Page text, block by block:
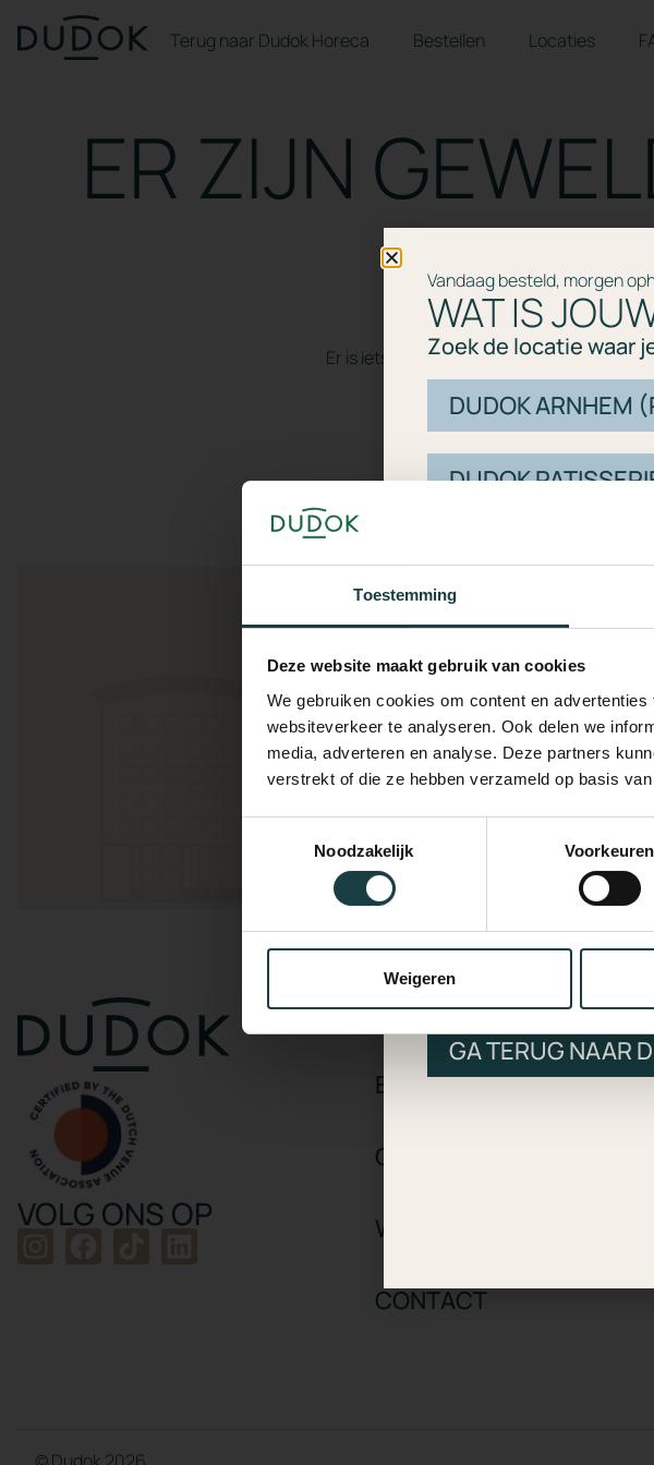
Toestemming
Deze website maakt gebruik van cookies
We gebruiken cookies om content en
websiteverkeer te analyseren. Ook delen we
media, adverteren en analyse. Deze partners
verstrekt of die ze hebben verzameld op basis
Noodzakelijk
Voorkeuren
Weigeren
Terug naar Dudok Horeca Bestellen Locaties
ER ZIJN
Er is iets moois in het vooruitzicht! Onze
ABONNEER
Wil jij op de hoogte blijven van
producten?
VOLG ONS OP
DUDOK PATISSERIE
EVENTS
CADEAUKAART
WERKEN BIJ DUDOK
CONTACT
Vandaag besteld, morgen
WAT IS
Zoek de locatie waar
DUDOK ARNHEM
DUDOK
DUDOK
DUDOK
DUDOK
DUDOK
DUDOK
RDM KANTINE
GA TERUG NAAR